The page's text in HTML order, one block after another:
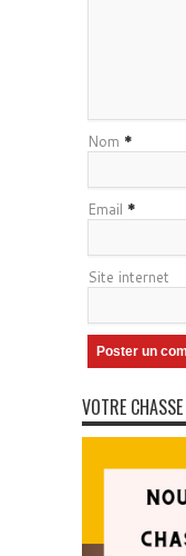
Nom *
Email *
Site internet
VOTRE